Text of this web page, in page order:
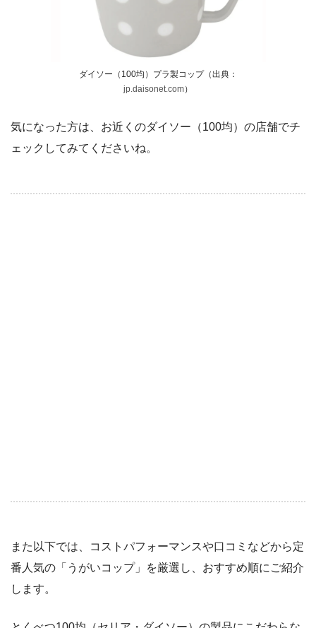
ダイソー（100均）プラ製コップ（出典：
jp.daisonet.com）
気になった方は、お近くのダイソー（100均）の店舗でチ
ェックしてみてくださいね。
また以下では、コストパフォーマンスや口コミなどから定
番人気の「うがいコップ」を厳選し、おすすめ順にご紹介
します。